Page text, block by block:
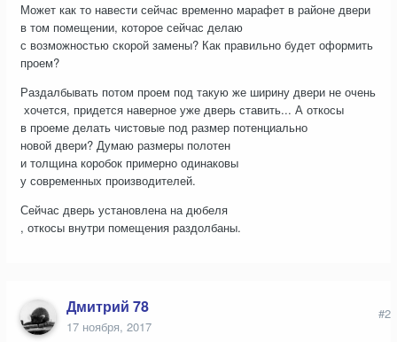
Может как то навести сейчас временно марафет в районе двери
в том помещении, которое сейчас делаю
с возможностью скорой замены? Как правильно будет оформить
проем?
Раздалбывать потом проем под такую же ширину двери не очень
хочется, придется наверное уже дверь ставить... А откосы
в проеме делать чистовые под размер потенциально
новой двери? Думаю размеры полотен
и толщина коробок примерно одинаковы
у современных производителей.
Сейчас дверь установлена на дюбеля
, откосы внутри помещения раздолбаны.
Дмитрий 78
17 ноября, 2017
#2